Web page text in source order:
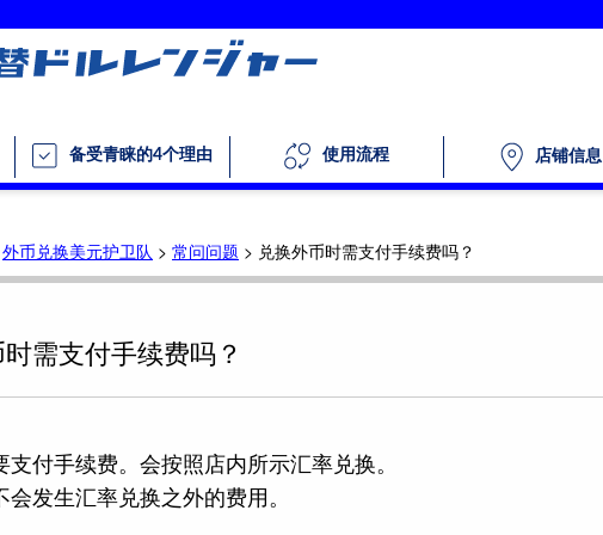
备受青睐的4个理由 使用流程 店铺信息
外币兑换美元护卫队 > 常问问题 > 兑换外币时需支付手续费吗？
需支付手续费吗？
支付手续费。会按照店内所示汇率兑换。
会发生汇率兑换之外的费用。